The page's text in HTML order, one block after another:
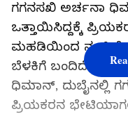
ಗಗನಸಖಿ ಅರ್ಚನಾ
ಒತ್ತಾಯಿಸಿದ್ದಕ್ಕೆ
ಮಹಡಿಯಿಂದ ನೂಕಿ
ಬೆಳಕಿಗೆ ಬಂದಿದೆ.
ಧಿಮಾನ್‌, ದುಬೈನಲ್ಲಿ
ಪ್ರಿಯಕರನ